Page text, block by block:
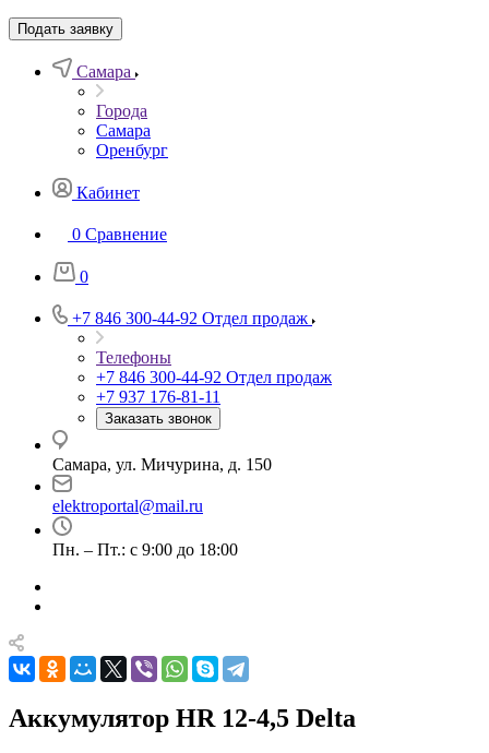
Подать заявку
Самара
Города
Самара
Оренбург
Кабинет
0 Сравнение
0
+7 846 300-44-92 Отдел продаж
Телефоны
+7 846 300-44-92 Отдел продаж
+7 937 176-81-11
Заказать звонок
Самара, ул. Мичурина, д. 150
elektroportal@mail.ru
Пн. – Пт.: с 9:00 до 18:00
Аккумулятор HR 12-4,5 Delta